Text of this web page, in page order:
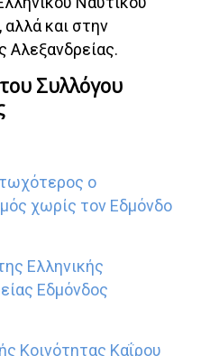
αλλά και στην
Αλεξανδρείας.
Συλλόγου
ο
χωρίς τον Εδμόνδο
Ελληνικής
Εδμόνδος
Κοινότητας Καΐρου